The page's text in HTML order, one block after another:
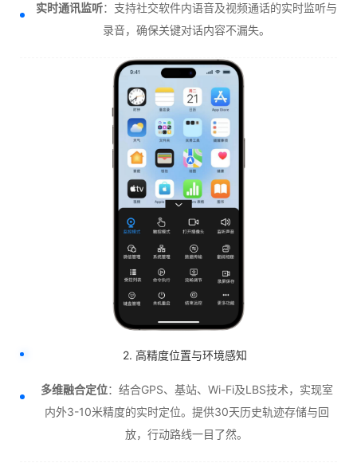
实时通讯监听：支持社交软件内语音及视频通话的实时监听与
录音，确保关键对话内容不漏失。
2. 高精度位置与环境感知
多维融合定位：结合GPS、基站、Wi-Fi及LBS技术，实现室
内外3-10米精度的实时定位。提供30天历史轨迹存储与回
放，行动路线一目了然。